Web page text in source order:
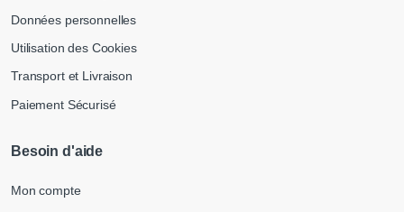
Données personnelles
Utilisation des Cookies
Transport et Livraison
Paiement Sécurisé
Besoin d'aide
Mon compte